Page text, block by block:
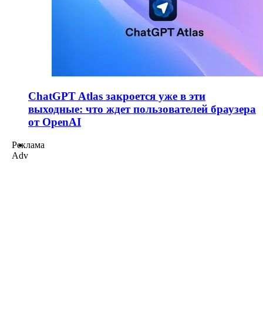
ChatGPT Atlas закроется уже в эти
выходные: что ждет пользователей браузера
от OpenAI
Реклама
Adv